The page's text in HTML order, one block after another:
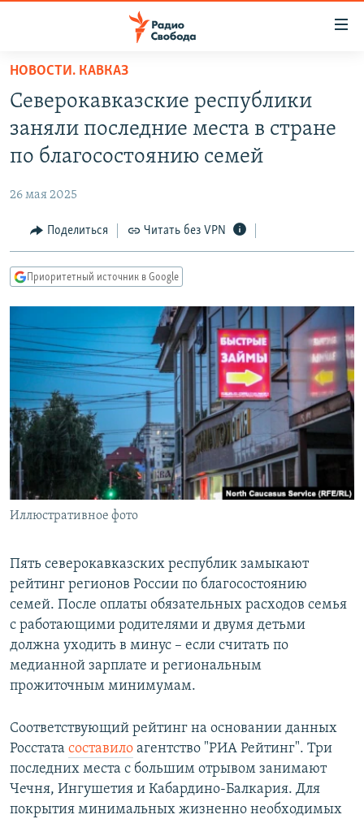
упрощенного
доступа
основному
Вернутся
Вернутся
поиску
ПОДКАСТЫ
АВТОРСКИЕ ПРОЕКТЫ
МНЕНИЯ
КУЛЬТУРА
КАВКАЗ.РЕАЛИИ
СЕВЕР.РЕАЛИИ
СИБИРЬ.РЕАЛИИ
РАСПИСАНИЕ ВЕЩАНИЯ
ПОДПИШИТЕСЬ НА РАССЫЛКУ
СОЦИАЛЬНЫЕ СЕТИ
Все сайты РСЕ/РС
НОВОСТИ. КАВКАЗ
Северокавказские республики
заняли последние места в стране
по благосостоянию семей
26 мая 2025
Поделиться Читать без VPN
Приоритетный источник в Google
Иллюстративное фото
Пять северокавказских республик замыкают
рейтинг регионов России по благосостоянию
семей. После оплаты обязательных расходов семья
с работающими родителями и двумя детьми
должна уходить в минус – если считать по
медианной зарплате и региональным
прожиточным минимумам.
Соответствующий рейтинг на основании данных
Росстата составило агентство "РИА Рейтинг". Три
последних места с большим отрывом занимают
Чечня, Ингушетия и Кабардино-Балкария. Для
покрытия минимальных жизненно необходимых